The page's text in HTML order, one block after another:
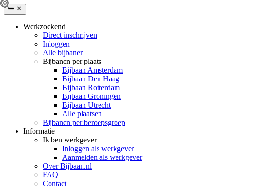
Werkzoekend
Direct inschrijven
Inloggen
Alle bijbanen
Bijbanen per plaats
Bijbaan Amsterdam
Bijbaan Den Haag
Bijbaan Rotterdam
Bijbaan Groningen
Bijbaan Utrecht
Alle plaatsen
Bijbanen per beroepsgroep
Informatie
Ik ben werkgever
Inloggen als werkgever
Aanmelden als werkgever
Over Bijbaan.nl
FAQ
Contact